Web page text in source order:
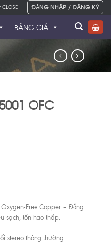
ĐĂNG NHẬP / ĐĂNG KÝ
BẢNG GIÁ
OFC
Free Copper – Đồng
sạch, tổn hao thấp.
stereo thông thường.